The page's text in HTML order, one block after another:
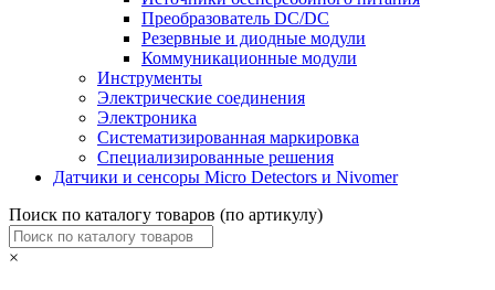
Преобразователь DC/DC
Резервные и диодные модули
Коммуникационные модули
Инструменты
Электрические соединения
Электроника
Систематизированная маркировка
Специализированные решения
Датчики и сенсоры Micro Detectors и Nivomer
Поиск по каталогу товаров (по артикулу)
×